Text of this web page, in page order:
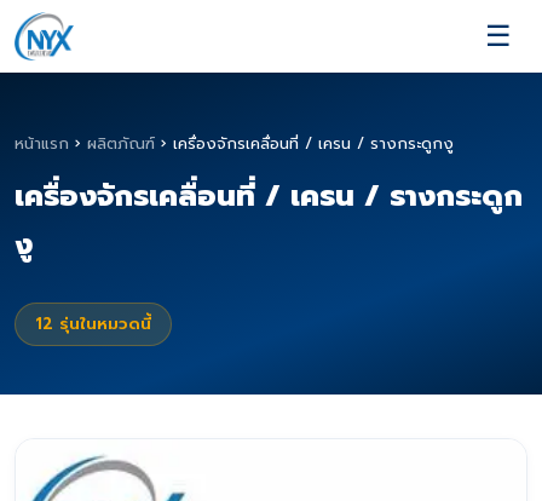
☰
หน้าแรก › ผลิตภัณฑ์ › เครื่องจักรเคลื่อนที่ / เครน / รางกระดูกงู
เครื่องจักรเคลื่อนที่ / เครน / รางกระดูก
งู
12 รุ่นในหมวดนี้